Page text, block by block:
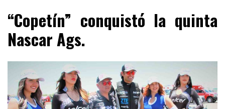
Desafío Deportivo
“Copetín” conquistó la quinta
Nascar Ags.